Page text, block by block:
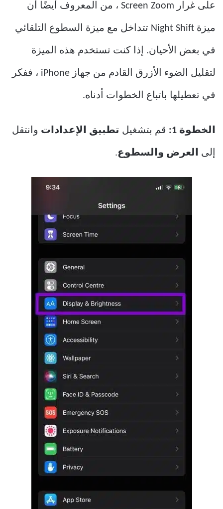
على غرار Screen Zoom ، من المعروف أيضًا أن
ميزة Night Shift تتداخل مع ميزة السطوع التلقائي
في بعض الأحيان. إذا كنت تستخدم هذه الميزة
لتقليل الضوء الأزرق القادم من جهاز iPhone ، ففكر
في تعطيلها باتباع الخطوات أدناه.
الخطوة 1: قم بتشغيل تطبيق الإعدادات وانتقل
إلى العرض والسطوع.